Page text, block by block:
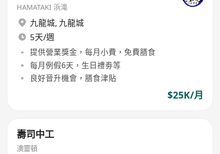
HAMATAKI 浜滝
九龍城, 九龍城
5天/週
提供營業獎金，每月小費，免費膳食
每月例假6天，生日禮劵等
良好晉升機會，膳食津貼
$25K/月
壽司中工
澳靈頓